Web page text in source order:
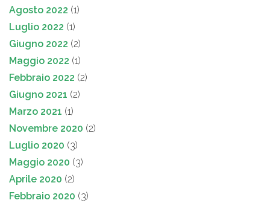
Agosto 2022 (1)
Luglio 2022 (1)
Giugno 2022 (2)
Maggio 2022 (1)
Febbraio 2022 (2)
Giugno 2021 (2)
Marzo 2021 (1)
Novembre 2020 (2)
Luglio 2020 (3)
Maggio 2020 (3)
Aprile 2020 (2)
Febbraio 2020 (3)